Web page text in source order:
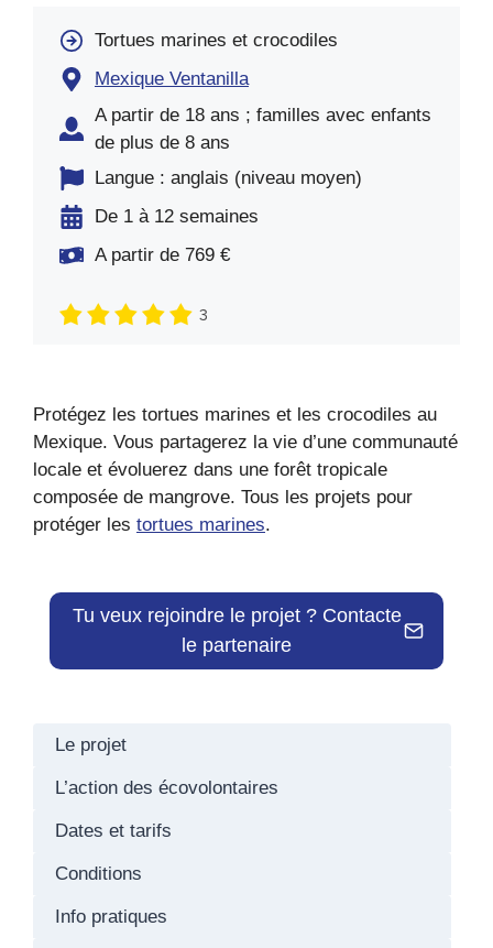
Tortues marines et crocodiles
Mexique Ventanilla
A partir de 18 ans ; familles avec enfants
de plus de 8 ans
Langue : anglais (niveau moyen)
De 1 à 12 semaines
A partir de 769 €
3
Protégez les tortues marines et les crocodiles au
Mexique. Vous partagerez la vie d’une communauté
locale et évoluerez dans une forêt tropicale
composée de mangrove. Tous les projets pour
protéger les tortues marines.
Tu veux rejoindre le projet ? Contacte
le partenaire
Le projet
L’action des écovolontaires
Dates et tarifs
Conditions
Info pratiques